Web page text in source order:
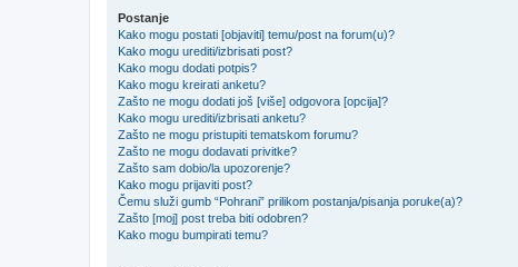
Postanje
Kako mogu postati [objaviti] temu/post na forum(u)?
Kako mogu urediti/izbrisati post?
Kako mogu dodati potpis?
Kako mogu kreirati anketu?
Zašto ne mogu dodati još [više] odgovora [opcija]?
Kako mogu urediti/izbrisati anketu?
Zašto ne mogu pristupiti tematskom forumu?
Zašto ne mogu dodavati privitke?
Zašto sam dobio/la upozorenje?
Kako mogu prijaviti post?
Čemu služi gumb “Pohrani” prilikom postanja/pisanja poruke(a)?
Zašto [moj] post treba biti odobren?
Kako mogu bumpirati temu?